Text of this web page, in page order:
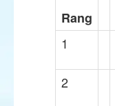
Rang
1
2